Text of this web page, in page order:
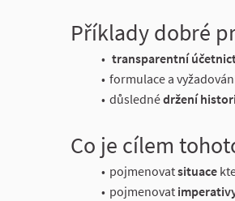
Příklady dobré
transparentní
formulace a
důslednédržení
Co je cílem
pojmenovatsituace
pojmenovat